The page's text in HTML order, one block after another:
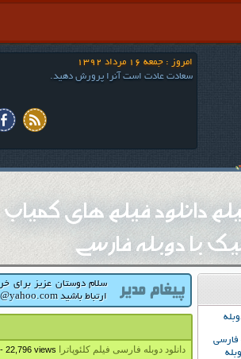
امروز : جمعه 16 مرداد 1392
سعادت عادت است آنرا پرورش دهید.
دانلود فیلم های کمیاب
با دوبله فارسی
فارسی
سلام دوستان عزیز برای
ارتباط باشید Filmclassic1@yahoo.com
دانلود دوبله فارسی فیلم کلئوپاترا Cleopatra 1963 - 22,796 views